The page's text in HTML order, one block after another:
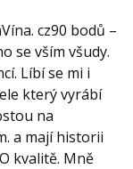
cz90 bodů –
se vším všudy.
Líbí se mi i
který vyrábí
na
a mají historii
kvalitě. Mně